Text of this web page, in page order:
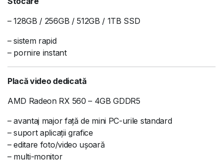
– 128GB / 256GB / 512GB / 1TB SSD
– sistem rapid
– pornire instant
Placă video dedicată
AMD Radeon RX 560 – 4GB GDDR5
– avantaj major față de mini PC-urile standard
– suport aplicații grafice
– editare foto/video ușoară
– multi-monitor